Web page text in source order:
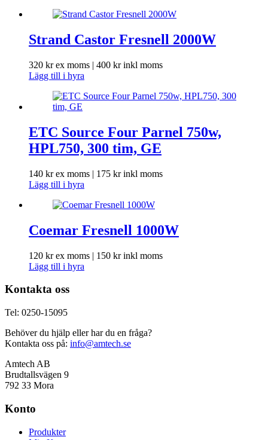
Strand Castor Fresnell 2000W
320 krex moms | 400 krinkl moms
Lägg till i hyra
ETC Source Four Parnel 750w,
HPL750, 300 tim, GE
140 krex moms | 175 krinkl moms
Lägg till i hyra
Coemar Fresnell 1000W
120 krex moms | 150 krinkl moms
Lägg till i hyra
Kontakta oss
Tel: 0250-15095
Behöver du hjälp eller har du en fråga?
Kontakta oss på: info@amtech.se
Amtech AB
Brudtallsvägen 9
792 33 Mora
Konto
Produkter